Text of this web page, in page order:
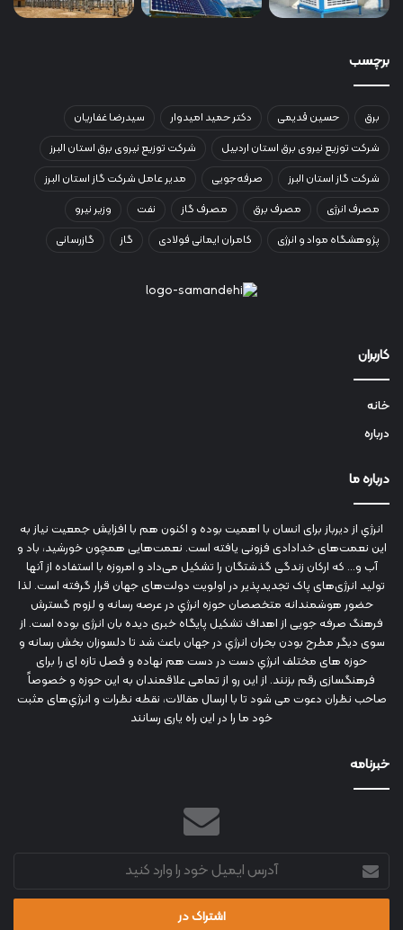
برچسب
برق حسین قدیمی دکتر حمید امیدوار
سیدرضا غفاریان
شرکت توزیع نیروی برق استان اردبیل
شرکت توزیع نیروی برق استان البرز
شرکت گاز استان البرز
صرفه‌جویی
مدیر عامل شرکت گاز استان البرز
مصرف انرژی
مصرف برق مصرف گاز نفت
وزیر نیرو
پژوهشگاه مواد و انرژی
کامران ایمانی فولادی گاز گازرسانی
کاربران
خانه
درباره
درباره ما
انرژي‌ از دیرباز برای انسان با اهمیت بوده و اکنون هم با افزایش جمعیت نیاز به
این نعمت‌های خدادادی فزونی یافته است. نعمت‌هایی همچون خورشید، باد و
آب و... که ارکان زندگی گذشتگان را تشکیل می‌داد و امروزه با استفاده از آنها
تولید انرژی‌های پاک تجدیدپذیر در اولویت دولت‌های جهان قرار گرفته است. لذا
حضور هوشمندانه متخصصان حوزه انرژي در عرصه رسانه و لزوم گسترش
فرهنگ صرفه جویی از اهداف تشکیل پایگاه خبری دیده بان انرژی بوده است. از
سوی دیگر مطرح بودن بحران انرژي در جهان باعث شد تا دلسوزان بخش رسانه و
حوزه های مختلف انرژي دست در دست هم نهاده و فصل تازه ای را برای
فرهنگسازی رقم بزنند. از این رو از تمامی علاقمندان به این حوزه و خصوصاً
صاحب نظران دعوت می شود تا با ارسال مقالات، نقطه نظرات و انرژي‌های مثبت
خود ما را در این راه یاری رسانند
خبرنامه
آدرس
ایمیل
خود